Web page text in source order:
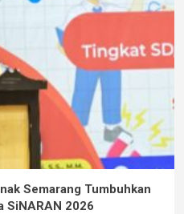
Semarang Tumbuhkan
SiNARAN 2026